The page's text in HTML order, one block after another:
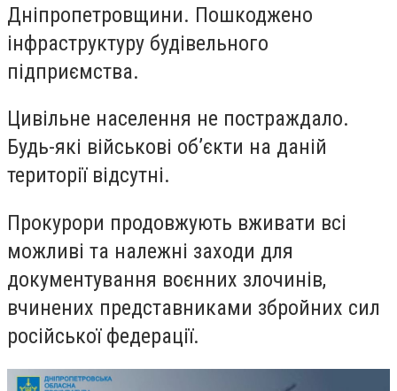
Дніпропетровщини. Пошкоджено
інфраструктуру будівельного
підприємства.
Цивільне населення не постраждало.
Будь-які військові об’єкти на даній
території відсутні.
Прокурори продовжують вживати всі
можливі та належні заходи для
документування воєнних злочинів,
вчинених представниками збройних сил
російської федерації.